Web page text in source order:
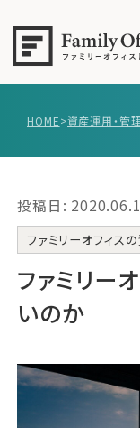
事例紹介
エキスパ
無料講座
コラム
無料ご
HOME>資産運用・管
投稿日:
ファミリーオフィス
ファミリー
いのか